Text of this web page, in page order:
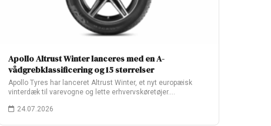
Apollo Altrust Winter lanceres med en A-
vådgrebklassificering og 15 størrelser
Apollo Tyres har lanceret Altrust Winter, et nyt europæisk
vinterdæk til varevogne og lette erhvervskøretøjer.…
24.07.2026